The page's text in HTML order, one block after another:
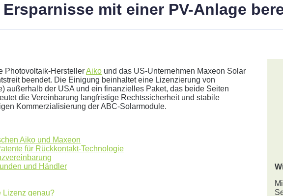
mit einer PV-Anlage
an
Photovoltaik-HerstellerAiko und das US-Unternehmen Maxeon Solar
beendet. Die Einigung beinhaltet eine Lizenzierung von
außerhalb der USA und ein finanzielles Paket, das beide Seiten
die Vereinbarung langfristige Rechtssicherheit und stabile
Kommerzialisierung der ABC-Solarmodule.
Aiko und Maxeon
für Rückkontakt-Technologie
und Händler
Lizenz genau?